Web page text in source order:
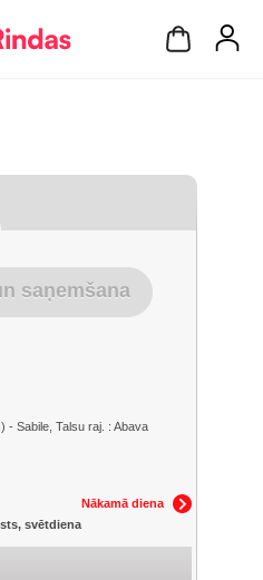
saņemšana
- Sabile, Talsu raj. : Abava
Nākamā diena
svētdiena